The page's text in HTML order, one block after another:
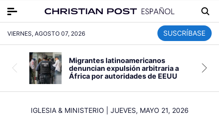
VIERNES, AGOSTO 07, 2026 SUSCRÍBASE
Migrantes latinoamericanos
denuncian expulsión arbitraria a
África por autoridades de EEUU
IGLESIA & MINISTERIO JUEVES, MAYO 21, 2026